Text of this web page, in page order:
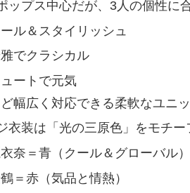
ップス中心だが、3人の個性に
ル＆スタイリッシュ
でクラシカル
ートで元気
幅広く対応できる柔軟なユニッ
衣装は「光の三原色」をモチー
奈＝青（クール＆グローバル）
＝赤（気品と情熱）